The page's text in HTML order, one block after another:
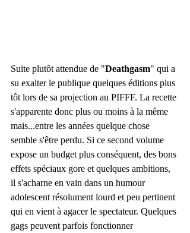
Suite plutôt attendue de "Deathgasm" qui a
su exalter le publique quelques éditions plus
tôt lors de sa projection au PIFFF. La recette
s'apparente donc plus ou moins à la même
mais...entre les années quelque chose
semble s'être perdu. Si ce second volume
expose un budget plus conséquent, des bons
effets spéciaux gore et quelques ambitions,
il s'acharne en vain dans un humour
adolescent résolument lourd et peu pertinent
qui en vient à agacer le spectateur. Quelques
gags peuvent parfois fonctionner